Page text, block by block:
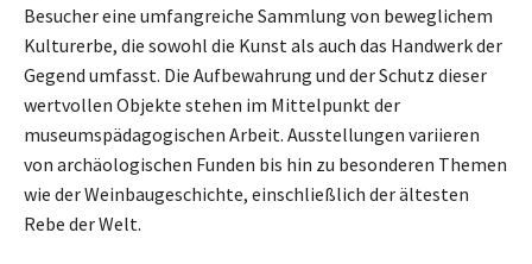
Besucher eine umfangreiche Sammlung von beweglichem
Kulturerbe, die sowohl die Kunst als auch das Handwerk der
Gegend umfasst. Die Aufbewahrung und der Schutz dieser
wertvollen Objekte stehen im Mittelpunkt der
museumspädagogischen Arbeit. Ausstellungen variieren
von archäologischen Funden bis hin zu besonderen Themen
wie der Weinbaugeschichte, einschließlich der ältesten
Rebe der Welt.